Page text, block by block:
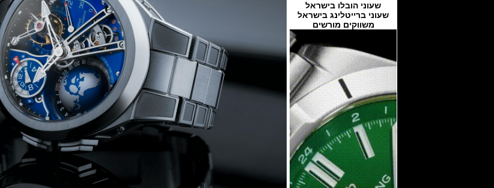
שעוני הובלו בישראל
שעוני ברייטלינג בישראל
משווקים מורשים